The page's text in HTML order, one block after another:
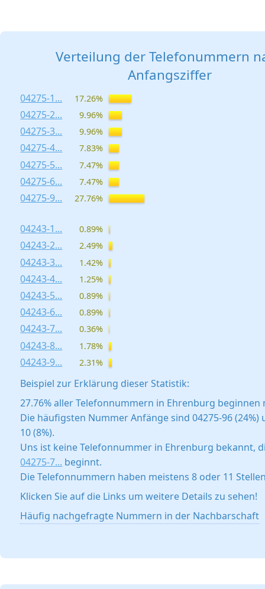
Verteilung der Telefonummern
Anfangsziffer
04275-1... 17.26%
04275-2... 9.96%
04275-3... 9.96%
04275-4... 7.83%
04275-5... 7.47%
04275-6... 7.47%
04275-9... 27.76%
04243-1... 0.89%
04243-2... 2.49%
04243-3... 1.42%
04243-4... 1.25%
04243-5... 0.89%
04243-6... 0.89%
04243-7... 0.36%
04243-8... 1.78%
04243-9... 2.31%
Beispiel zur Erklärung dieser Statistik:
27.76% aller Telefonnummern in Ehrenburg beginnen
Die häufigsten Nummer Anfänge sind 04275-96 (24%)
10 (8%).
Uns ist keine Telefonnummer in Ehrenburg bekannt,
04275-7... beginnt.
Die Telefonnummern haben meistens 8 oder 11
Klicken Sie auf die Links um weitere Details zu sehen!
Häufig nachgefragte Nummern in der Nachbarschaft